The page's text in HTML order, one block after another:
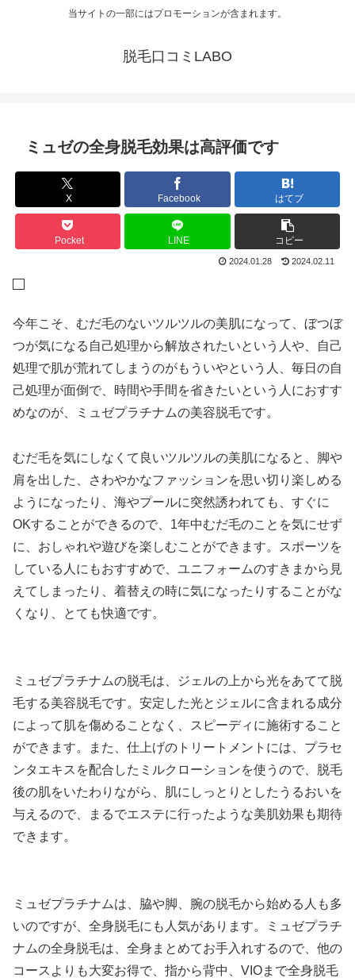
当サイトの一部にはプロモーションが含まれます。
脱毛口コミLABO
ミュゼの全身脱毛効果は高評価です
X Facebook はてブ
Pocket LINE コピー
2024.01.28 2024.02.11
今年こそ、むだ毛のないツルツルの美肌になって、ぼつぼ
つが気になる自己処理から解放されたいという人や、自己
処理で肌が荒れてしまうのがもういやという人、毎日の自
己処理が面倒で、時間や手間を省きたいという人におすす
めなのが、ミュゼプラチナムの美容脱毛です。
むだ毛を気にしなくて良いツルツルの美肌になると、脚や
肩を出した、さわやかなファッションを思い切り楽しめる
ようになったり、海やプールに突然誘われても、すぐに
OKすることができるので、1年中むだ毛のことを気にせず
に、おしゃれや遊びを楽しむことができます。スポーツを
している人にもおすすめで、ユニフォームのすきまから見
えてしまったり、着替えの時に気になったりすることがな
くなり、とても快適です。
ミュゼプラチナムの脱毛は、ジェルの上から光をあてて脱
毛する美容脱毛です。安定した光とジェルに含まれる成分
によって肌を傷めることなく、スピーディに施術すること
ができます。また、仕上げのトリートメントには、プラセ
ンタエキスを配合したミルクローションを使うので、脱毛
後の肌をいたわりながら、肌にしっとりとしたうるおいを
与えるので、まるでエステに行ったような美肌効果も期待
できます。
ミュゼプラチナムは、脇や脚、腕の脱毛から始める人も多
いのですが、全身脱毛にも人気があります。ミュゼプラチ
ナムの全身脱毛は、全身まとめてお手入れするので、他の
コースよりも大変お得で、指から背中、VIOまで全身脱毛